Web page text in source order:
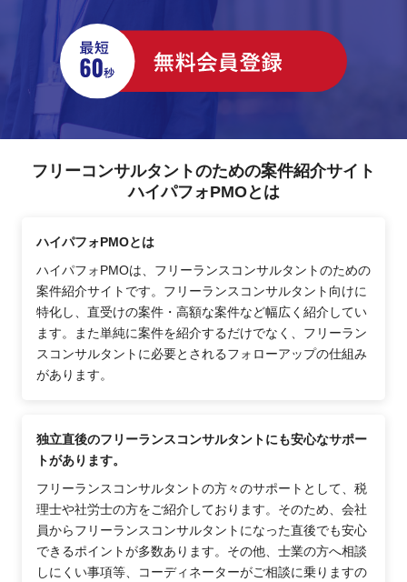
フリーコンサルタントのための案件紹介サイト
ハイパフォPMOとは
ハイパフォPMOとは
ハイパフォPMOは、フリーランスコンサルタントのための
案件紹介サイトです。フリーランスコンサルタント向けに
特化し、直受けの案件・高額な案件など幅広く紹介してい
ます。また単純に案件を紹介するだけでなく、フリーラン
スコンサルタントに必要とされるフォローアップの仕組み
があります。
独立直後のフリーランスコンサルタントにも安心なサポー
トがあります。
フリーランスコンサルタントの方々のサポートとして、税
理士や社労士の方をご紹介しております。そのため、会社
員からフリーランスコンサルタントになった直後でも安心
できるポイントが多数あります。その他、士業の方へ相談
しにくい事項等、コーディネーターがご相談に乗りますの